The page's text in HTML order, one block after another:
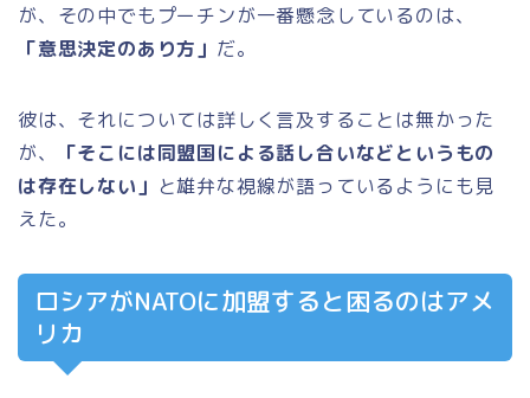
が、その中でもプーチンが一番懸念しているのは、
「意思決定のあり方」 だ。
彼は、それについては詳しく言及することは無かった
が、
「そこには同盟国による話し合いなどというもの
は存在しない」 と雄弁な視線が語っているようにも見
えた。
ロシアがNATOに加盟すると困るのはアメ
リカ